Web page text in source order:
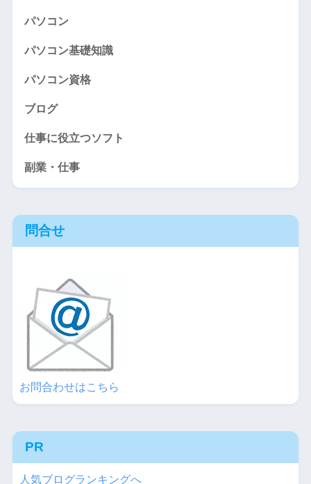
パソコン
パソコン基礎知識
パソコン資格
ブログ
仕事に役立つソフト
副業・仕事
問合せ
お問合わせはこちら
PR
人気ブログランキングへ